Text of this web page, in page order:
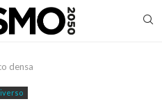
densa